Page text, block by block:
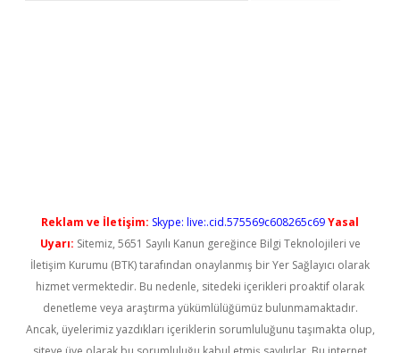
Reklam ve İletişim: Skype: live:.cid.575569c608265c69Yasal
Uyarı: Sitemiz, 5651 Sayılı Kanun gereğince Bilgi Teknolojileri ve
İletişim Kurumu (BTK) tarafından onaylanmış bir Yer Sağlayıcı olarak
hizmet vermektedir. Bu nedenle, sitedeki içerikleri proaktif olarak
denetleme veya araştırma yükümlülüğümüz bulunmamaktadır.
Ancak, üyelerimiz yazdıkları içeriklerin sorumluluğunu taşımakta olup,